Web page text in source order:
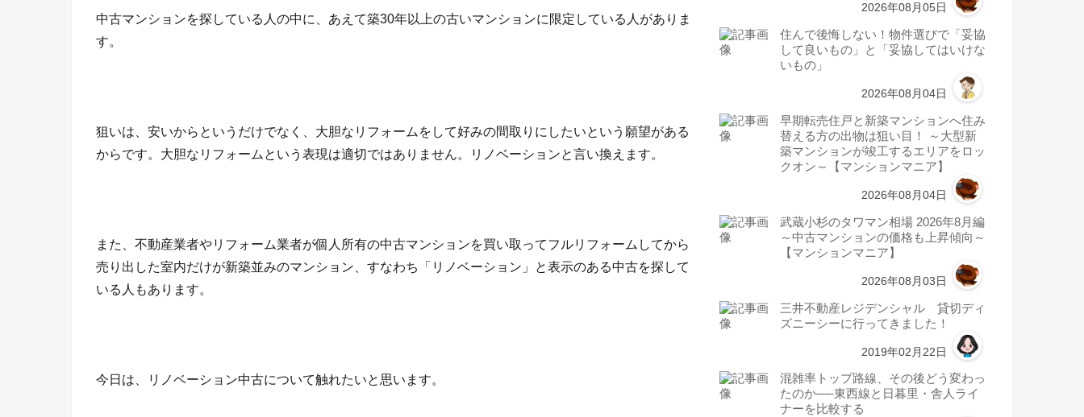
中古マンションを探している人の中に、あえて築30年以上の古いマンションに限定している人がありま
す。
狙いは、安いからというだけでなく、大胆なリフォームをして好みの間取りにしたいという願望がある
からです。大胆なリフォームという表現は適切ではありません。リノベーションと言い換えます。
また、不動産業者やリフォーム業者が個人所有の中古マンションを買い取ってフルリフォームしてから
売り出した室内だけが新築並みのマンション、すなわち「リノベーション」と表示のある中古を探して
いる人もあります。
今日は、リノベーション中古について触れたいと思います。
2026年08月05日
住んで後悔しない！物件選びで「妥協
して良いもの」と「妥協してはいけな
いもの」
2026年08月04日
早期転売住戸と新築マンションへ住み
替える方の出物は狙い目！ ～大型新
築マンションが竣工するエリアをロッ
クオン～【マンションマニア】
2026年08月04日
武蔵小杉のタワマン相場 2026年8月編
～中古マンションの価格も上昇傾向～
【マンションマニア】
2026年08月03日
三井不動産レジデンシャル 貸切ディ
ズニーシーに行ってきました！
2019年02月22日
混雑率トップ路線、その後どう変わっ
たのか──東西線と日暮里・舎人ライ
ナーを比較する